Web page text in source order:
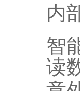
内
智
读